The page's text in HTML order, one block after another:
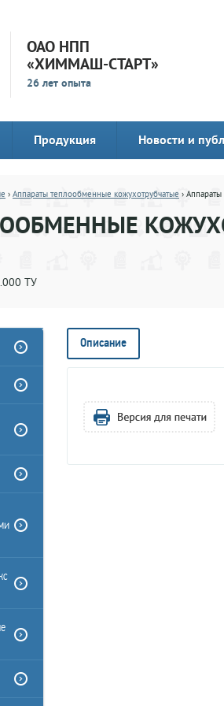
ОАО НПП
«ХИММАШ-СТАРТ»
26 лет опыта
Продукция Новости и
› Аппараты теплообменные кожухотрубчатые ›
ТУ
Описание